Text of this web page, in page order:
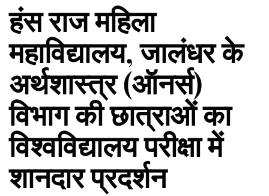
हंस राज महिला
महाविद्यालय, जालंधर के
अर्थशास्त्र (ऑनर्स)
विभाग की छात्राओं का
विश्वविद्यालय परीक्षा में
शानदार प्रदर्शन